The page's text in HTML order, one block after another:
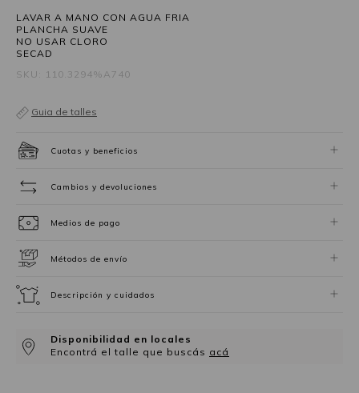
LAVAR A MANO CON AGUA FRIA
PLANCHA SUAVE
NO USAR CLORO
SECAD
SKU: 110.3294%A740
Guia de talles
Cuotas y beneficios
Cambios y devoluciones
Medios de pago
Métodos de envío
Descripción y cuidados
Disponibilidad en locales
Encontrá el talle que buscás acá